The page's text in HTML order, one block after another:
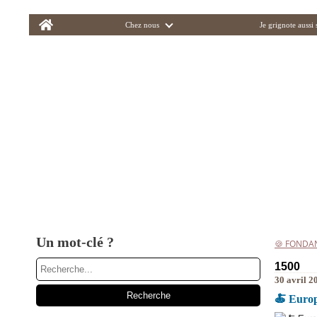
Home
Chez nous Je grignote
Un mot-clé ? 🍪
1500
30 avril
🍝